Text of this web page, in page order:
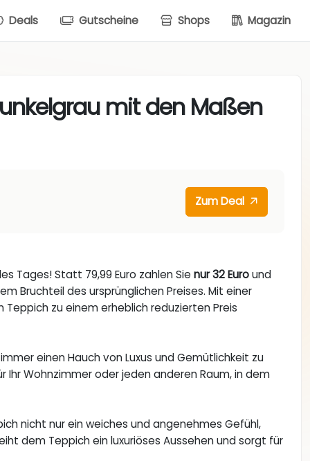
Deals Gutscheine Shops Magazin
mit den Maßen
Zum Deal
Tages! Statt 79,99 Euro zahlen Sienur 32 Euround
Bruchteil des ursprünglichen Preises. Mit einer
zu einem erheblich reduzierten Preis
einen Hauch von Luxus und Gemütlichkeit zu
Ihr Wohnzimmer oder jeden anderen Raum, in dem
nicht nur ein weiches und angenehmes Gefühl,
dem Teppich ein luxuriöses Aussehen und sorgt für